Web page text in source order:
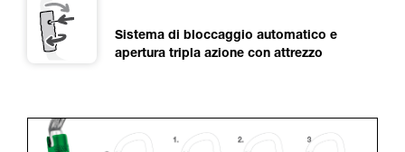
Sistema di bloccaggio automatico e
apertura tripla azione con attrezzo